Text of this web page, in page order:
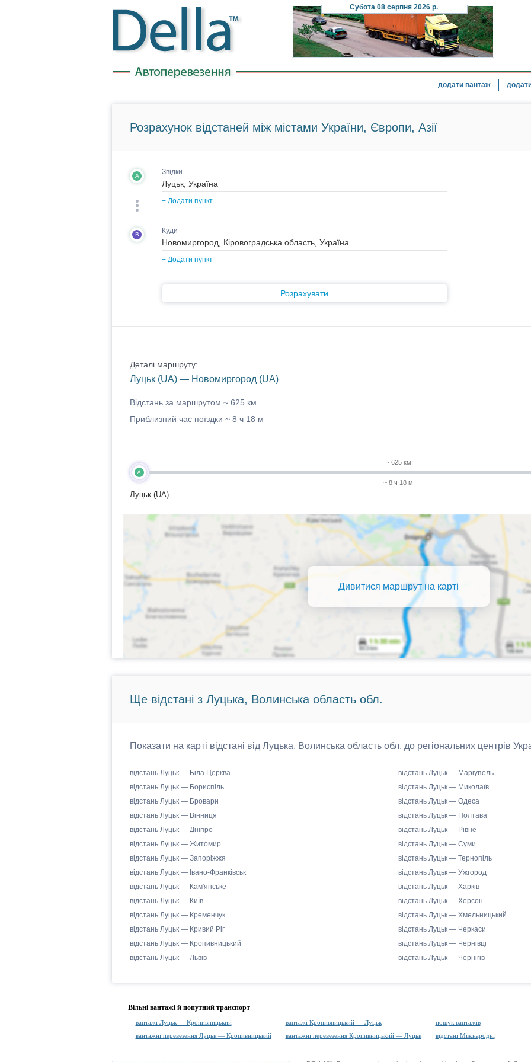
Субота08 серпня 2026 р.
додати вантаж
Розрахунок відстаней між містами України, Європи, Азії
A Звідки
+ Додати пункт
B Куди
+ Додати пункт
Розрахувати
Деталі маршруту:
Луцьк (UA) — Новомиргород (UA)
Відстань за маршрутом ~ 625 км
Приблизний час поїздки ~ 8 ч 18 м
A
Луцьк (UA)
~ 625 км
~ 8 ч 18 м
Дивитися маршрут на карті
Ще відстані з Луцька, Волинська область обл.
Показати на карті відстані від Луцька, Волинська область обл. до регіональних центрів
відстань Луцьк — Біла Церква
відстань Луцьк — Бориспіль
відстань Луцьк — Бровари
відстань Луцьк — Вінниця
відстань Луцьк — Дніпро
відстань Луцьк — Житомир
відстань Луцьк — Запоріжжя
відстань Луцьк — Івано-Франківськ
відстань Луцьк — Кам'янське
відстань Луцьк — Київ
відстань Луцьк — Кременчук
відстань Луцьк — Кривий Ріг
відстань Луцьк — Кропивницький
відстань Луцьк — Львів
відстань Луцьк — Маріуполь
відстань Луцьк — Миколаїв
відстань Луцьк — Одеса
відстань Луцьк — Полтава
відстань Луцьк — Рівне
відстань Луцьк — Суми
відстань Луцьк — Тернопіль
відстань Луцьк — Ужгород
відстань Луцьк — Харків
відстань Луцьк — Херсон
відстань Луцьк — Хмельницький
відстань Луцьк — Черкаси
відстань Луцьк — Чернівці
відстань Луцьк — Чернігів
Вільні вантажі й попутний транспорт
вантажі Луцьк — Кропивницький вантажі Кропивницький — Луцьк
пошук вантажів
вантажні перевезення Луцьк — Кропивницький
вантажні перевезення Кропивницький — Луцьк відстані Міжнародні